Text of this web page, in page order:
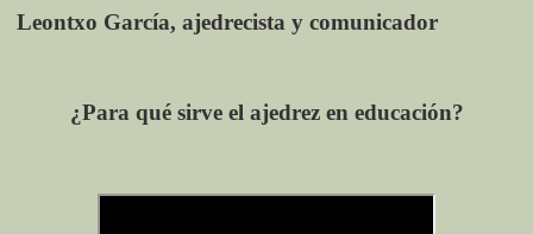
Leontxo García, ajedrecista y comunicador
¿Para qué sirve el ajedrez en educación?